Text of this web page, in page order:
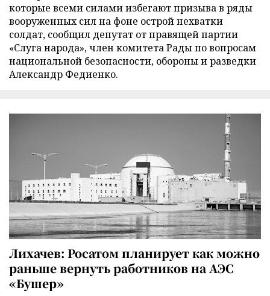
которые всеми силами избегают призыва в ряды
вооруженных сил на фоне острой нехватки
солдат, сообщил депутат от правящей партии
«Слуга народа», член комитета Рады по вопросам
национальной безопасности, обороны и разведки
Александр Федиенко.
Лихачев: Росатом планирует как можно
раньше вернуть работников на АЭС
«Бушер»